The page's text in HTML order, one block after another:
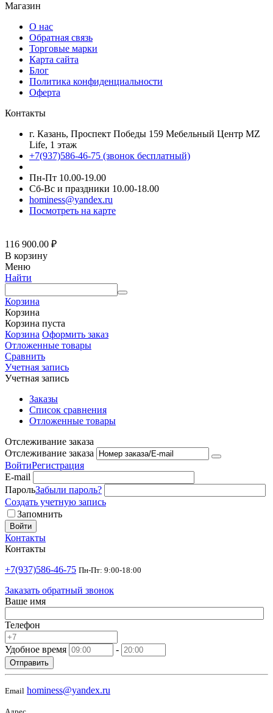
Магазин
О нас
Обратная связь
Торговые марки
Карта сайта
Блог
Политика конфиденциальности
Оферта
Контакты
г. Казань, Проспект Победы 159 Мебельный Центр MZ
Life, 1 этаж
+7(937)586-46-75 (звонок бесплатный)
Пн-Пт 10.00-19.00
Сб-Вс и праздники 10.00-18.00
hominess@yandex.ru
Посмотреть на карте
116 900.00 ₽
В корзину
Меню
Найти
Корзина
Корзина
Корзина пуста
Корзина Оформить заказ
Отложенные товары
Сравнить
Учетная запись
Учетная запись
Заказы
Список сравнения
Отложенные товары
Отслеживание заказа
Отслеживание заказа
ВойтиРегистрация
E-mail
ПарольЗабыли пароль?
Создать учетную запись
Запомнить
Войти
Контакты
Контакты
+7(937)586-46-75 Пн-Пт: 9:00-18:00
Заказать обратный звонок
Ваше имя
Телефон
Удобное время -
Отправить
Email hominess@yandex.ru